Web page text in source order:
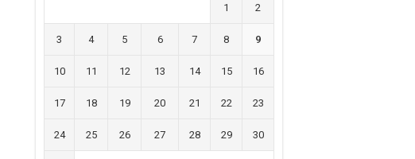
1 2
3 4 5 6 7 8 9
10 11 12 13 14 15 16
17 18 19 20 21 22 23
24 25 26 27 28 29 30